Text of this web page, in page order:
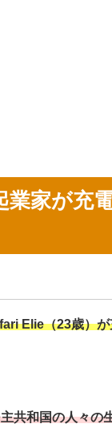
家が充
Elie（23歳）
共和国の人々の